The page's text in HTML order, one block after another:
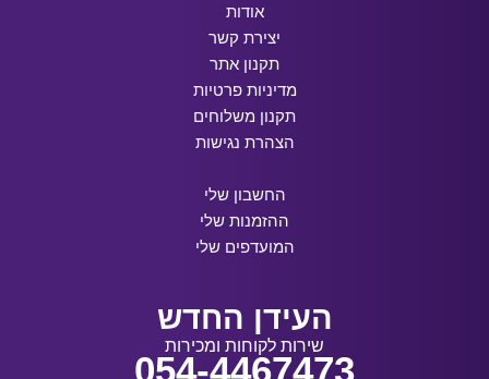
אודות
יצירת קשר
תקנון אתר
מדיניות פרטיות
תקנון משלוחים
הצהרת נגישות
החשבון שלי
ההזמנות שלי
המועדפים שלי
העידן החדש
שירות לקוחות ומכירות
054-4467473